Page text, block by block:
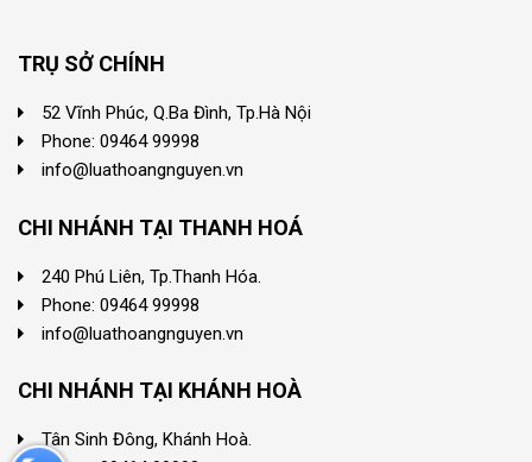
TRỤ SỞ CHÍNH
52 Vĩnh Phúc, Q.Ba Đình, Tp.Hà Nội
Phone: 09464 99998
info@luathoangnguyen.vn
CHI NHÁNH TẠI THANH HOÁ
240 Phú Liên, Tp.Thanh Hóa.
Phone: 09464 99998
info@luathoangnguyen.vn
CHI NHÁNH TẠI KHÁNH HOÀ
Tân Sinh Đông, Khánh Hoà.